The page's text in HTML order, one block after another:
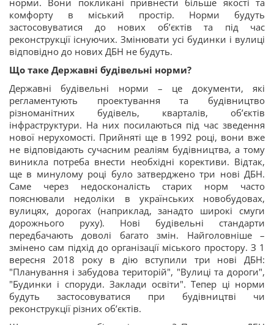
норми. Вони покликані привнести більше якості та
комфорту в міський простір. Норми будуть
застосовуватися до нових об’єктів та під час
реконструкції існуючих. Змінювати усі будинки і вулиці
відповідно до нових ДБН не будуть.
Що таке Державні будівельні норми?
Державні будівельні норми – це документи, які
регламентують проектування та будівництво
різноманітних будівель, кварталів, об’єктів
інфраструктури. На них посилаються під час зведення
нової нерухомості. Прийняті ще в 1992 році, вони вже
не відповідають сучасним реаліям будівництва, а тому
виникла потреба внести необхідні корективи. Відтак,
ще в минулому році було затверджено три нові ДБН.
Саме через недосконалість старих норм часто
пояснювали недоліки в українських новобудовах,
вулицях, дорогах (наприклад, занадто широкі смуги
дорожнього руху). Нові будівельні стандарти
передбачають доволі багато змін. Найголовніше –
змінено сам підхід до організації міського простору. З 1
вересня 2018 року в дію вступили три нові ДБН:
"Планування і забудова територій", "Вулиці та дороги",
"Будинки і споруди. Заклади освіти". Тепер ці норми
будуть застосовуватися при будівництві чи
реконструкції різних об’єктів.